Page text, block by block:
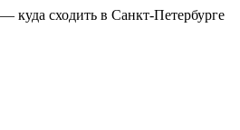
куда сходить в Санкт-Петербурге